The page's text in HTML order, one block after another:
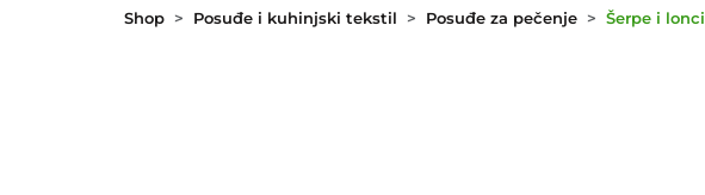
Shop Posuđe i kuhinjski tekstil Posuđe za pečenje Šerpe i lonci